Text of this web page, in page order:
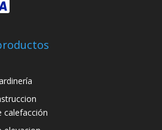
calefacción